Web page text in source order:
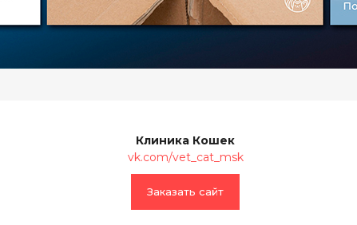
Клиника Кошек
vk.com/vet_cat_msk
Заказать сайт